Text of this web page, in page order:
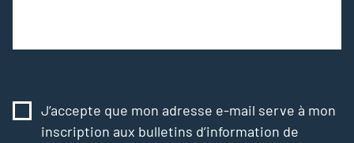
J’accepte que mon adresse e-mail serve à mon
inscription aux bulletins d’information de